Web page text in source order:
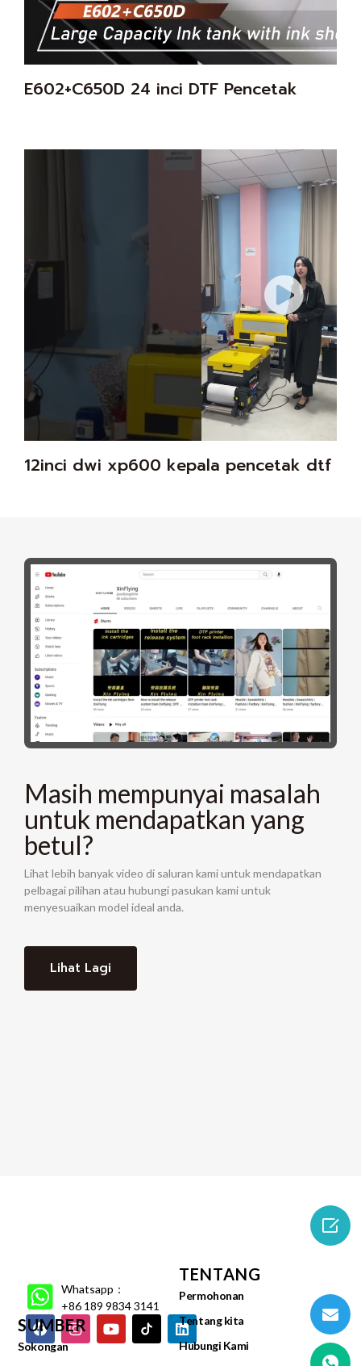
E602+C650D 24 inci DTF Pencetak
12inci dwi xp600 kepala pencetak dtf
Masih mempunyai masalah
untuk mendapatkan yang
betul?
Lihat lebih banyak video di saluran kami untuk mendapatkan
pelbagai pilihan atau hubungi pasukan kami untuk
menyesuaikan model ideal anda.
Lihat Lagi
Whatsapp：
+86 189 9834 3141
SUMBER
Sokongan
TENTANG
Permohonan
Tentang kita
Hubungi Kami
